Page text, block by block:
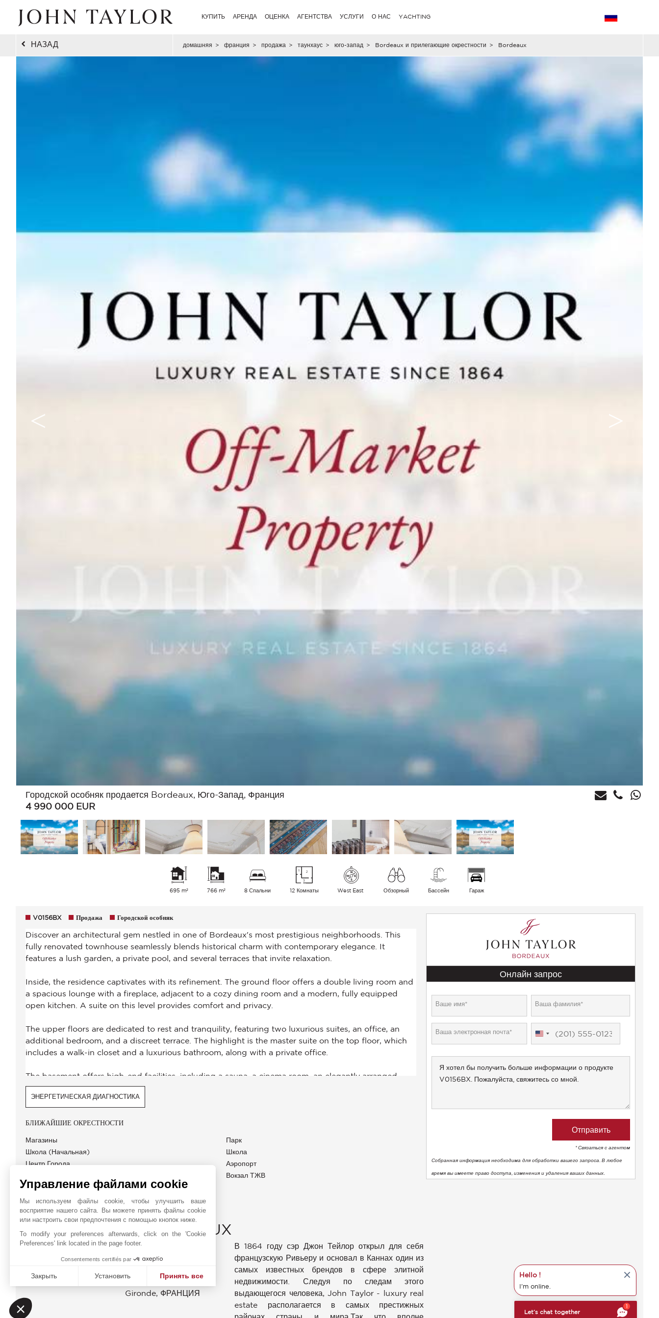
КУПИТЬ АРЕНДА ОЦЕНКА АГЕНТСТВА УСЛУГИ О НАС YACHTING
НАЗАД домашняя > франция > продажа > таунхаус > юго-запад > Bordeaux и прилегающие окрестности > Bordeaux
Городской особняк продается Bordeaux, Юго-Запад, Франция
4 990 000 EUR
695 m² 766 m² 8 Спальни 12 Комнаты West East Обзорный Бассейн Гараж
V0156BX Продажа Городской особняк
ЭНЕРГЕТИЧЕСКАЯ ДИАГНОСТИКА
БЛИЖАЙШИЕ ОКРЕСТНОСТИ
Магазины
Школа (начальная)
Центр Города
Парк
Школа
Аэропорт
Вокзал ТЖВ
JOHN TAYLOR BORDEAUX
Онлайн запрос
+33 5 57 99 48 29
Расположение на карте
Sud Ouest Résidences
51 Cours Georges
BORDEAUX
Gironde, ФРАНЦИЯ
В 1864 году сэр Джон Тейлор открыл для себя
французскую Ривьеру и основал в Каннах один из
самых известных брендов в сфере элитной
недвижимости. Следуя по следам этого
выдающегося человека, John Taylor - luxury real
estate располагается в самых престижных
Онлайн запрос
United
* Связаться с агентом
Собранная информация необходима для обработки вашего запроса. В любое
время вы имеете право доступа, изменения и удаления ваших данных.
Let’s chat together
1
Hello !
I'm online.
Управление файлами cookie
Мы используем файлы cookie, чтобы улучшить ваше
восприятие нашего сайта. Вы можете принять файлы cookie
или настроить свои предпочтения с помощью кнопок ниже.
To modify your preferences afterwards, click on the 'Cookie
Preferences' link located in the page footer.
Consentements certifiés par
Закрыть Установить Принять все
Платформа управления согласием: настройте свои параметры
Наша платформа позволяет вам настраивать параметры конфиденциальности и управлять ими, обеспечивая соответствие нормативным требованиям. Настройте свои